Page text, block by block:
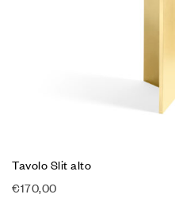
Tavolo Slit alto
€170,00